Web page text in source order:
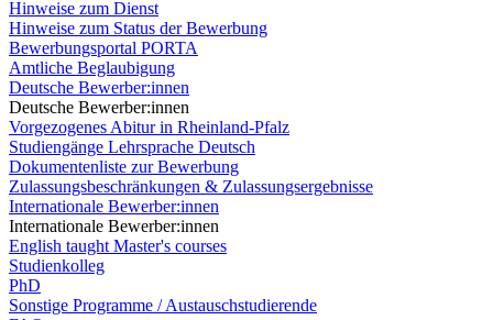
Hinweise zum Dienst
Hinweise zum Status der Bewerbung
Bewerbungsportal PORTA
Amtliche Beglaubigung
Deutsche Bewerber:innen
Deutsche Bewerber:innen
Vorgezogenes Abitur in Rheinland-Pfalz
Studiengänge Lehrsprache Deutsch
Dokumentenliste zur Bewerbung
Zulassungsbeschränkungen & Zulassungsergebnisse
Internationale Bewerber:innen
Internationale Bewerber:innen
English taught Master's courses
Studienkolleg
PhD
Sonstige Programme / Austauschstudierende